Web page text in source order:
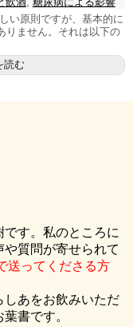
い原則ですが、基本的に
りません。それは以下の
読む
す。私のところに
質問が寄せられて
送ってくださる方
しあをお飲みいただ
書です。